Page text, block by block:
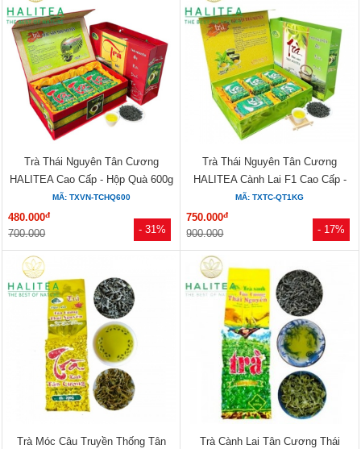
- 31%
Trà Thái Nguyên Tân Cương
HALITEA Cao Cấp - Hộp Quà 600g
MÃ: TXVN-TCHQ600
480.000đ
700.000 - 17%
Trà Thái Nguyên Tân Cương
HALITEA Cành Lai F1 Cao Cấp -
Hộp Quà 1kg
MÃ: TXTC-QT1KG
750.000đ
900.000
Trà Móc Câu Truyền Thống Tân
Trà Cành Lai Tân Cương Thái